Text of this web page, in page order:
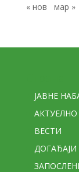
« нов
мар »
ЈАВНЕ
АКТУЕЛНО
ВЕСТИ
ДОГАЂАЈИ